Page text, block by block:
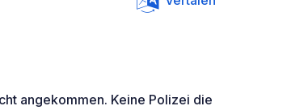
angekommen. Keine Polizei die